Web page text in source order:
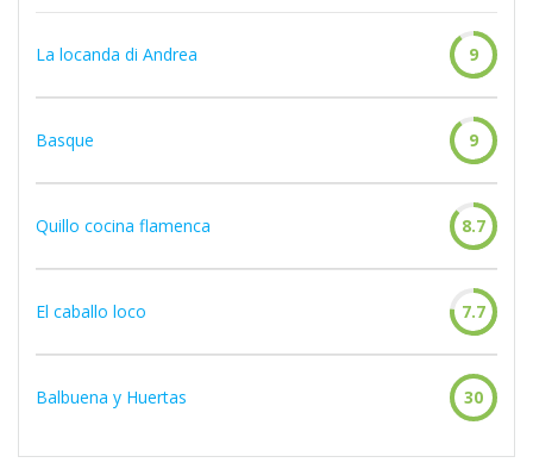
La locanda di Andrea 9
Basque 9
Quillo cocina flamenca 8.7
El caballo loco 7.7
Balbuena y Huertas 30